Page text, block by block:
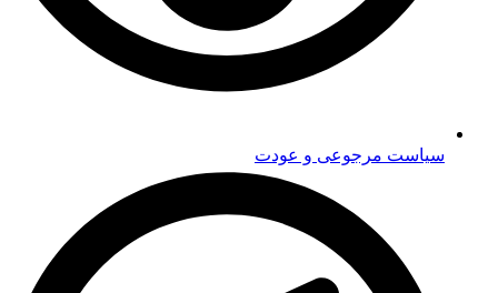
سیاست مرجوعی و عودت